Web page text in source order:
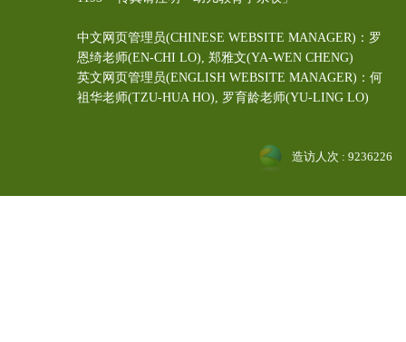
中文网页管理员(CHINESE WEBSITE MANAGER)：罗
恩绮老师(EN-CHI LO) , 郑雅文(YA-WEN CHENG)
英文网页管理员(ENGLISH WEBSITE MANAGER)：何
祖华老师(TZU-HUA HO), 罗育龄老师(YU-LING LO)
造访人次 : 9236226